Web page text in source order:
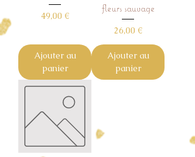
Prix
49,00 €
Ajouter au
panier
fleurs sauvage
Prix
26,00 €
Ajouter au
panier